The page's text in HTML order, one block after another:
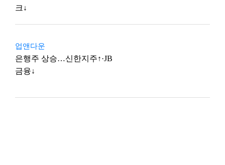
크↓
업앤다운
은행주 상승…신한지주↑·JB
금융↓